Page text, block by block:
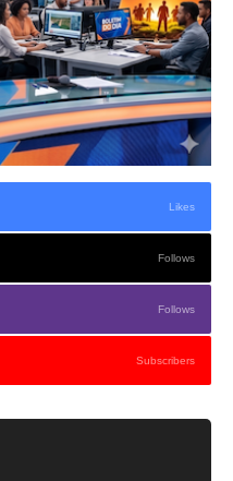
Likes
Follows
Follows
Subscribers